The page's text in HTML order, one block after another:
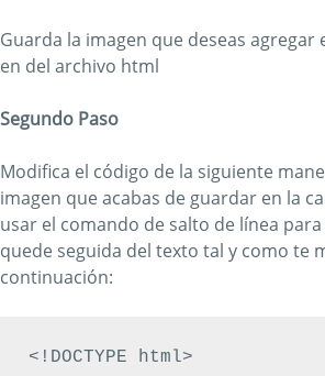
Guarda la imagen que deseas agregar
en del archivo html
Segundo Paso
Modifica el código de la siguiente
imagen que acabas de guardar en la
usar el comando de salto de línea
quede seguida del texto tal y como te
continuación:
<!DOCTYPE html>